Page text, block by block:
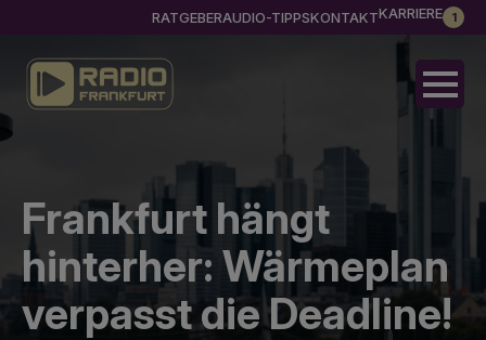
RATGEBERAUDIO-TIPPSKONTAKTKARRIERE 1
Frankfurt hängt
hinterher: Wärmeplan
verpasst die Deadline!